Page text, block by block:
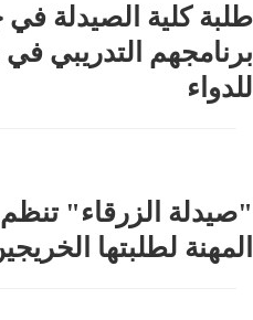
طلبة كلية الصيدلة في
برنامجهم التدريبي
للدواء
"صيدلة الزرقاء"
المهنة لطلبتها